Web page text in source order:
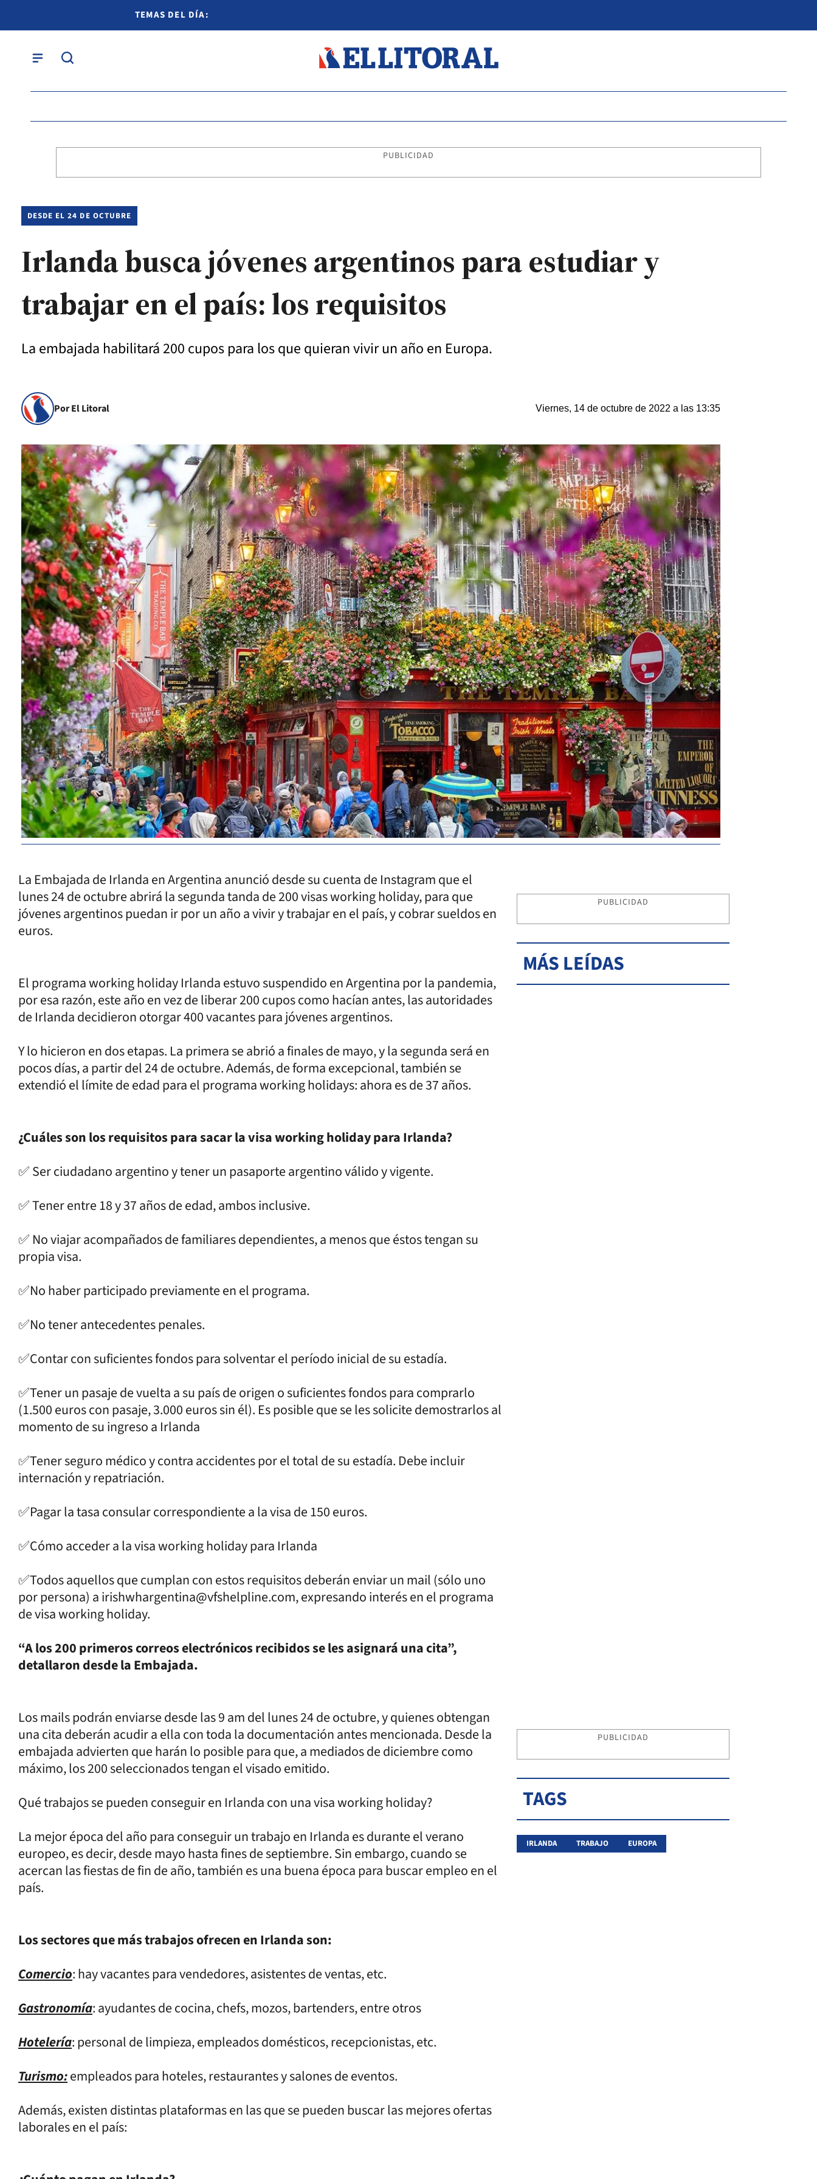
TEMAS DEL DÍA:
PUBLICIDAD
DESDE EL 24 DE OCTUBRE
Irlanda busca jóvenes argentinos para estudiar y
trabajar en el país: los requisitos
La embajada habilitará 200 cupos para los que quieran vivir un año en Europa.
Por El Litoral Viernes, 14 de octubre de 2022 a las 13:35
La Embajada de Irlanda en Argentina anunció desde su cuenta de Instagram que el
lunes 24 de octubre abrirá la segunda tanda de 200 visas working holiday, para que
jóvenes argentinos puedan ir por un año a vivir y trabajar en el país, y cobrar sueldos en
euros.
El programa working holiday Irlanda estuvo suspendido en Argentina por la pandemia,
por esa razón, este año en vez de liberar 200 cupos como hacían antes, las autoridades
de Irlanda decidieron otorgar 400 vacantes para jóvenes argentinos.
Y lo hicieron en dos etapas. La primera se abrió a finales de mayo, y la segunda será en
pocos días, a partir del 24 de octubre. Además, de forma excepcional, también se
extendió el límite de edad para el programa working holidays: ahora es de 37 años.
¿Cuáles son los requisitos para sacar la visa working holiday para Irlanda?
✅ Ser ciudadano argentino y tener un pasaporte argentino válido y vigente.
✅ Tener entre 18 y 37 años de edad, ambos inclusive.
✅ No viajar acompañados de familiares dependientes, a menos que éstos tengan su
propia visa.
✅No haber participado previamente en el programa.
✅No tener antecedentes penales.
✅Contar con suficientes fondos para solventar el período inicial de su estadía.
✅Tener un pasaje de vuelta a su país de origen o suficientes fondos para comprarlo
(1.500 euros con pasaje, 3.000 euros sin él). Es posible que se les solicite demostrarlos al
momento de su ingreso a Irlanda
✅Tener seguro médico y contra accidentes por el total de su estadía. Debe incluir
internación y repatriación.
✅Pagar la tasa consular correspondiente a la visa de 150 euros.
✅Cómo acceder a la visa working holiday para Irlanda
✅Todos aquellos que cumplan con estos requisitos deberán enviar un mail (sólo uno
por persona) a irishwhargentina@vfshelpline.com, expresando interés en el programa
de visa working holiday.
“A los 200 primeros correos electrónicos recibidos se les asignará una cita”,
detallaron desde la Embajada.
Los mails podrán enviarse desde las 9 am del lunes 24 de octubre, y quienes obtengan
una cita deberán acudir a ella con toda la documentación antes mencionada. Desde la
embajada advierten que harán lo posible para que, a mediados de diciembre como
máximo, los 200 seleccionados tengan el visado emitido.
Qué trabajos se pueden conseguir en Irlanda con una visa working holiday?
La mejor época del año para conseguir un trabajo en Irlanda es durante el verano
europeo, es decir, desde mayo hasta fines de septiembre. Sin embargo, cuando se
acercan las fiestas de fin de año, también es una buena época para buscar empleo en el
país.
Los sectores que más trabajos ofrecen en Irlanda son:
Comercio: hay vacantes para vendedores, asistentes de ventas, etc.
Gastronomía: ayudantes de cocina, chefs, mozos, bartenders, entre otros
Hotelería: personal de limpieza, empleados domésticos, recepcionistas, etc.
Turismo:empleados para hoteles, restaurantes y salones de eventos.
Además, existen distintas plataformas en las que se pueden buscar las mejores ofertas
laborales en el país:
PUBLICIDAD
MÁS LEÍDAS
PUBLICIDAD
TAGS
IRLANDA TRABAJO EUROPA